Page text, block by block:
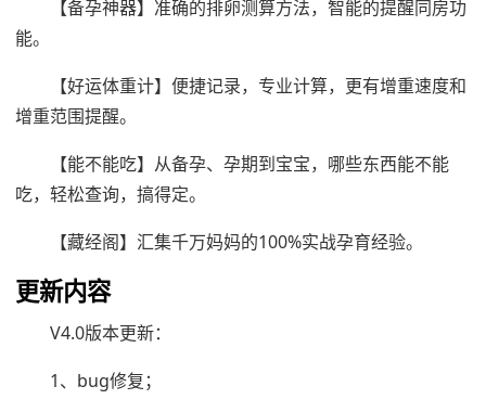
【备孕神器】准确的排卵测算方法，智能的提醒同房功
能。
【好运体重计】便捷记录，专业计算，更有增重速度和
增重范围提醒。
【能不能吃】从备孕、孕期到宝宝，哪些东西能不能
吃，轻松查询，搞得定。
【藏经阁】汇集千万妈妈的100%实战孕育经验。
更新内容
V4.0版本更新：
1、bug修复；